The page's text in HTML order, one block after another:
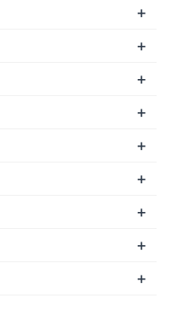
+
+
+
+
+
+
+
+
+